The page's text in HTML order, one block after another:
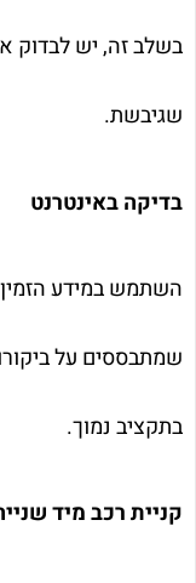
בשלב זה, יש לבדוק
שגיבשת.
בדיקה באינטרנט
השתמש במידע
שמתבססים על
בתקציב נמוך.
קניית רכב מיד